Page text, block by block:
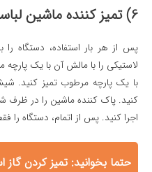
6) تمیز کننده ماشین لباسشویی
پس از هر بار استفاده، دستگاه را
لاستیکی را با مالش آن با یک
با یک پارچه مرطوب تمیز کنید.
کنید. پاک کننده ماشین را در ظرف
اجرا کنید. پس از اتمام، دستگاه را
حتما بخوانید: تميز كردن گاز